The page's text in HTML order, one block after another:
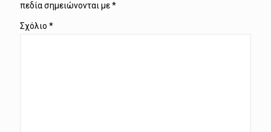
πεδία σημειώνονται με*
Σχόλιο *